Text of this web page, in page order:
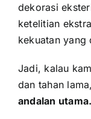
dekorasi
ketelitian
kekuatan yang
Jadi, kalau
dan tahan lama,
andalan utama.